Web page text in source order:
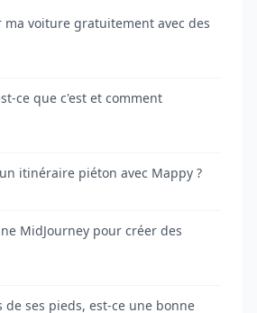
ma voiture gratuitement avec des
ce que c'est et comment
itinéraire piéton avec Mappy ?
MidJourney pour créer des
de ses pieds, est-ce une bonne